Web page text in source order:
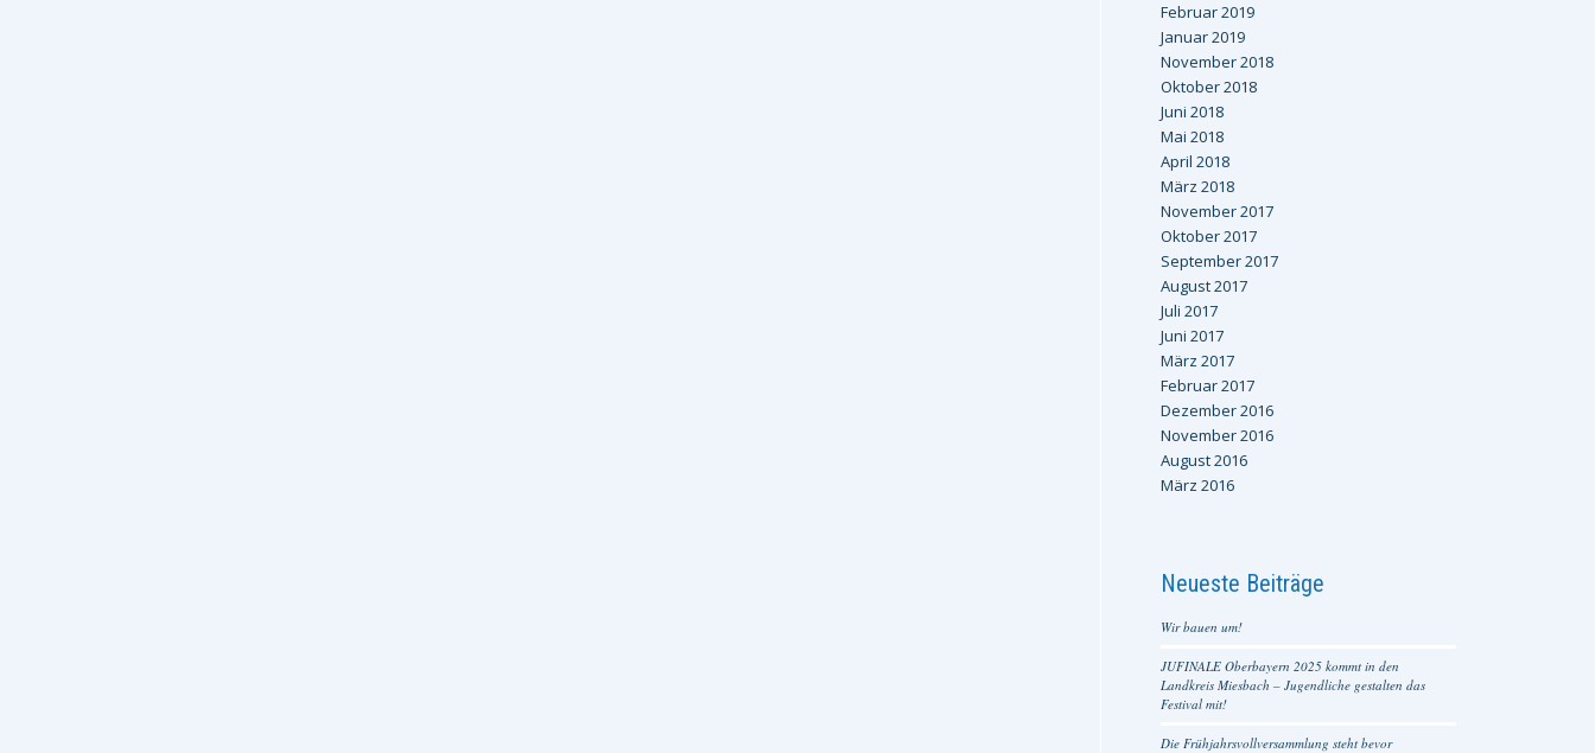
Februar 2019
Januar 2019
November 2018
Oktober 2018
Juni 2018
Mai 2018
April 2018
März 2018
November 2017
Oktober 2017
September 2017
August 2017
Juli 2017
Juni 2017
März 2017
Februar 2017
Dezember 2016
November 2016
August 2016
März 2016
Neueste Beiträge
Wir bauen um!
JUFINALE Oberbayern 2025 kommt in den
Landkreis Miesbach – Jugendliche gestalten das
Festival mit!
Die Frühjahrsvollversammlung steht bevor